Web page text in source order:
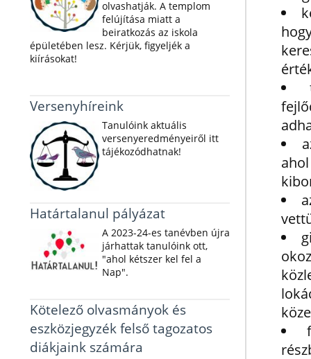
olvashatják. A templom
felújítása miatt a
beiratkozás az iskola
épületében lesz. Kérjük, figyeljék a
kiírásokat!
Versenyhíreink
Tanulóink aktuális
versenyeredményeiről itt
tájékozódhatnak!
Határtalanul pályázat
A 2023-24-es tanévben újra
járhattak tanulóink ott,
"ahol kétszer kel fel a
Nap".
Kötelező olvasmányok és
eszközjegyzék felső tagozatos
diákjaink számára